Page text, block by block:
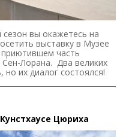
вы окажетесь на
выставку в Музее
часть
Лорана. Два великих
но их диалог состоялся!
Цюриха